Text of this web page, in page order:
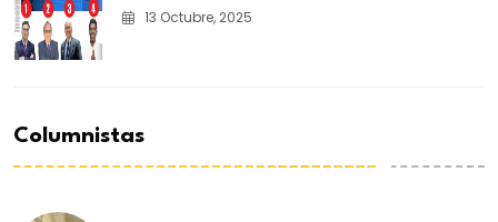
13 Octubre, 2025
Columnistas